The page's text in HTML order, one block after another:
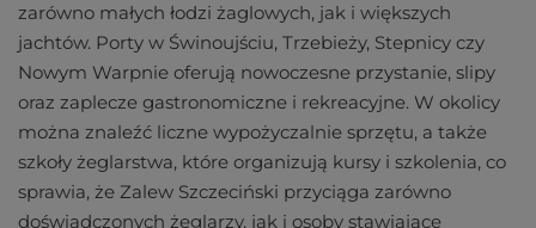
zarówno małych łodzi żaglowych, jak i większych
jachtów. Porty w Świnoujściu, Trzebieży, Stepnicy czy
Nowym Warpnie oferują nowoczesne przystanie, slipy
oraz zaplecze gastronomiczne i rekreacyjne. W okolicy
można znaleźć liczne wypożyczalnie sprzętu, a także
szkoły żeglarstwa, które organizują kursy i szkolenia, co
sprawia, że Zalew Szczeciński przyciąga zarówno
doświadczonych żeglarzy, jak i osoby stawiające